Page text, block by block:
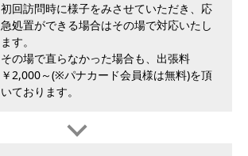
初回訪問時に様子をみさせていただき、応
急処置ができる場合はその場で対応いたし
ます。
その場で直らなかった場合も、出張料
￥2,000～(※パナカード会員様は無料)を頂
いております。